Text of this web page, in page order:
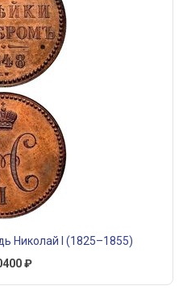
Николай I (1825–1855)
₽